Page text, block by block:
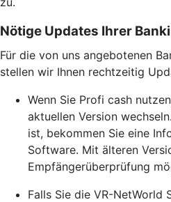
Nötige Updates Ihrer
Für die von uns angebotenen
stellen wir Ihnen rechtzeitig
Wenn Sie Profi cash
aktuellen Version
ist, bekommen Sie eine
Software. Mit älteren
Empfängerüberprüfung
Falls Sie die VR-NetWorld